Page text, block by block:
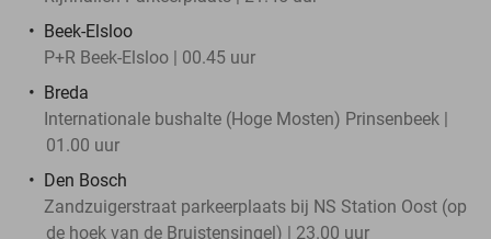
Beek-Elsloo
P+R Beek-Elsloo | 00.45 uur
Breda
Internationale bushalte (Hoge Mosten) Prinsenbeek |
01.00 uur
Den Bosch
Zandzuigerstraat parkeerplaats bij NS Station Oost (op
de hoek van de Bruistensingel) | 23.00 uur